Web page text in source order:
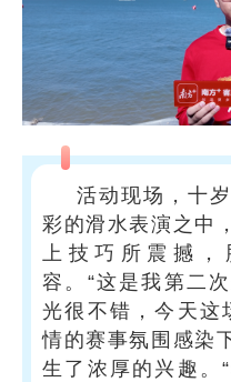
活动现场，十
彩的滑水表演之中
上技巧所震撼，
容。“这是我第二
光很不错，今天这
情的赛事氛围感染
生了浓厚的兴趣。